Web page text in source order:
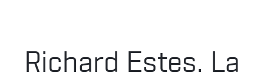
Richard Estes. La